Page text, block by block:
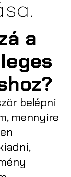
a
belépni
mennyire